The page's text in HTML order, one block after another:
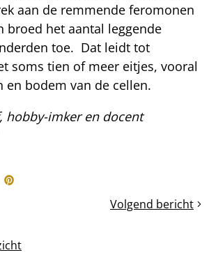
aan de remmende feromonen
broed het aantal leggende
toe. Dat leidt tot
soms tien of meer eitjes, vooral
en bodem van de cellen.
hobby-imker en docent
Pinterest
Volgend bericht
overbevolking: